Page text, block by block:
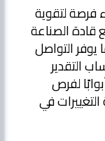
فرصة لتقوية
الصناعة
التواصل
التقدير
لفرص
في